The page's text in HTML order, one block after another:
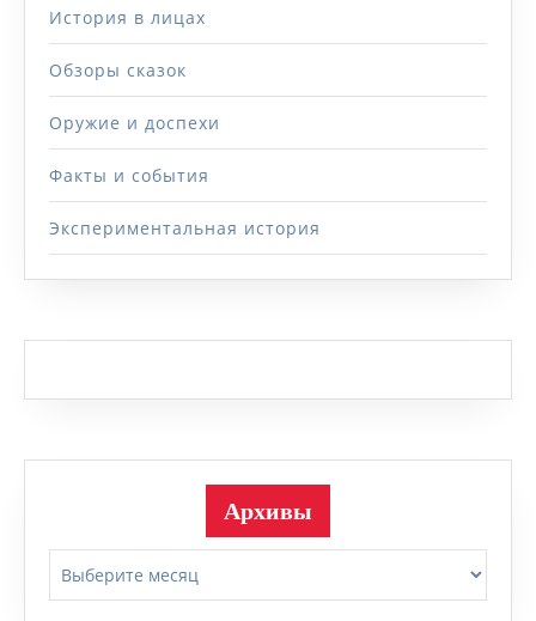
История в лицах
Обзоры сказок
Оружие и доспехи
Факты и события
Экспериментальная история
Архивы